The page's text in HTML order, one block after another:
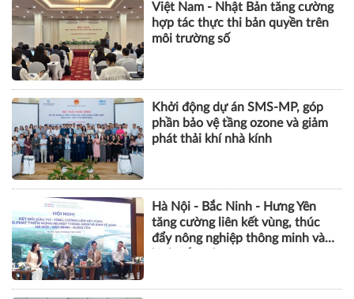
Việt Nam - Nhật Bản tăng cường
hợp tác thực thi bản quyền trên
môi trường số
Khởi động dự án SMS-MP, góp
phần bảo vệ tầng ozone và giảm
phát thải khí nhà kính
Hà Nội - Bắc Ninh - Hưng Yên
tăng cường liên kết vùng, thúc
đẩy nông nghiệp thông minh và